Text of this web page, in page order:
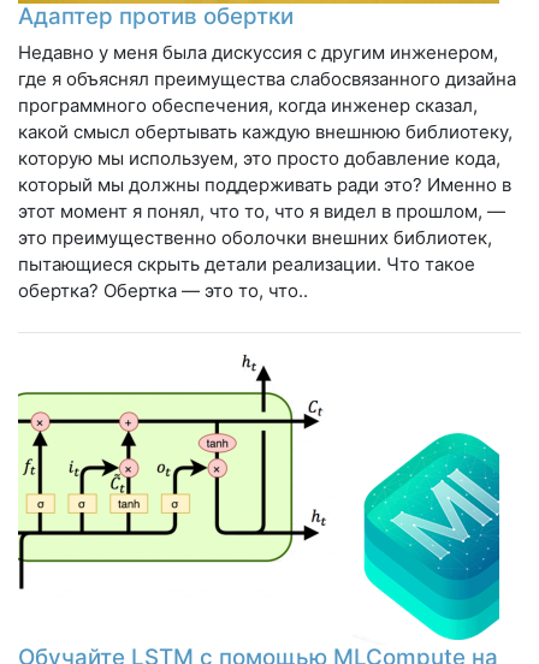
Адаптер против обертки
Недавно у меня была дискуссия с другим инженером,
где я объяснял преимущества слабосвязанного дизайна
программного обеспечения, когда инженер сказал,
какой смысл обертывать каждую внешнюю библиотеку,
которую мы используем, это просто добавление кода,
который мы должны поддерживать ради это? Именно в
этот момент я понял, что то, что я видел в прошлом, —
это преимущественно оболочки внешних библиотек,
пытающиеся скрыть детали реализации. Что такое
обертка? Обертка — это то, что..
Обучайте LSTM с помощью MLCompute на